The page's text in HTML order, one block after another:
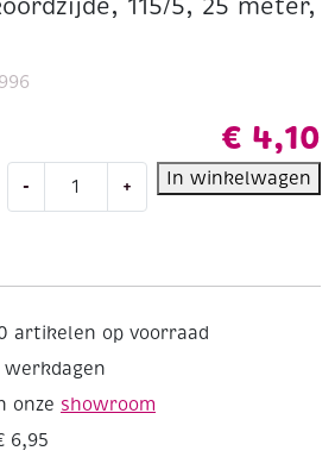
115/5, 25 meter,
€ 4,10
-
meter,
+ In winkelwagen
artikelen op voorraad
onze showroom
6,95